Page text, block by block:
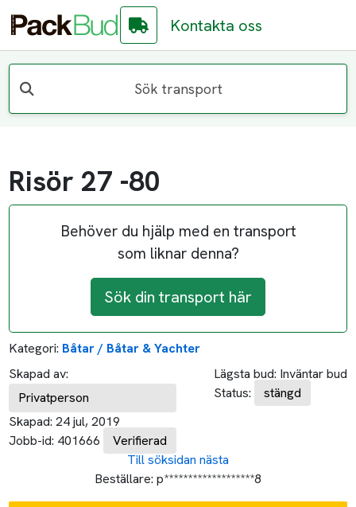
Kontakta oss
Sök transport
Risör 27 -80
Behöver du hjälp med en transport
som liknar denna?
Sök din transport här
Kategori: Båtar / Båtar & Yachter
Skapad av:
Privatperson
Skapad: 24 jul, 2019
Jobb-id: 401666 Verifierad
Lägsta bud: Inväntar bud
Status:
stängd
Till söksidan nästa
Beställare: p*******************8